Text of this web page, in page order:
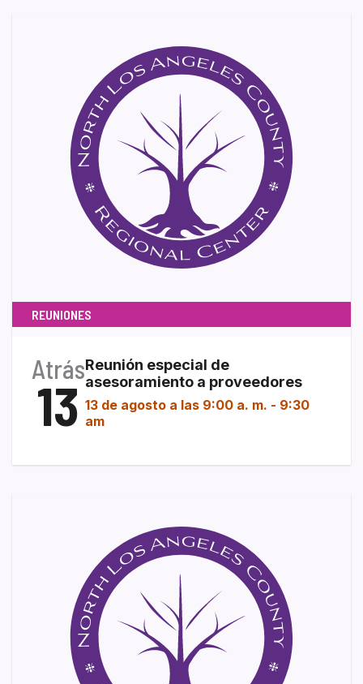
REUNIONES
Atrás
13
Reunión especial de
asesoramiento a proveedores
13 de agosto a las 9:00 a. m. - 9:30
am